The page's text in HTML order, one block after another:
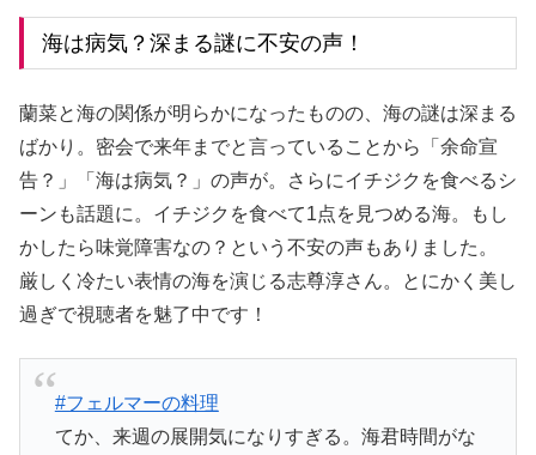
海は病気？深まる謎に不安の声！
蘭菜と海の関係が明らかになったものの、海の謎は深まる
ばかり。密会で来年までと言っていることから「余命宣
告？」「海は病気？」の声が。さらにイチジクを食べるシ
ーンも話題に。イチジクを食べて1点を見つめる海。もし
かしたら味覚障害なの？という不安の声もありました。
厳しく冷たい表情の海を演じる志尊淳さん。とにかく美し
過ぎで視聴者を魅了中です！
#フェルマーの料理
てか、来週の展開気になりすぎる。海君時間がな